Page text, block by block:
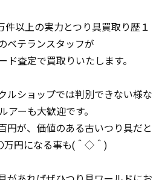
以上の実力とつり具買取り歴１
ベテランスタッフが
ド査定で買取りいたします。
ルショップでは判別できない様な
アーも大歓迎です。
円が、価値のある古いつり具だと
万円になる事も(＾◇＾)